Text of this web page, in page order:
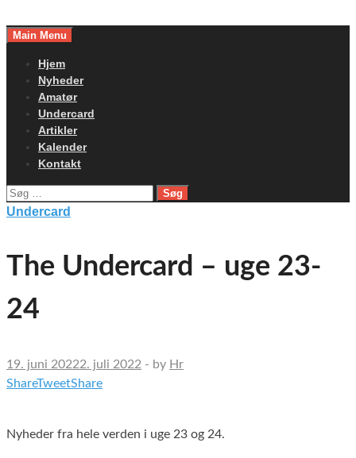
toMain Menu
Hjem
Nyheder
Amatør
Undercard
Artikler
Kalender
Kontakt
Søg
efter:
Undercard
The Undercard – uge 23-
24
19. juni 20222. juli 2022 - by Hr
ShareTweetShare
Nyheder fra hele verden i uge 23 og 24.